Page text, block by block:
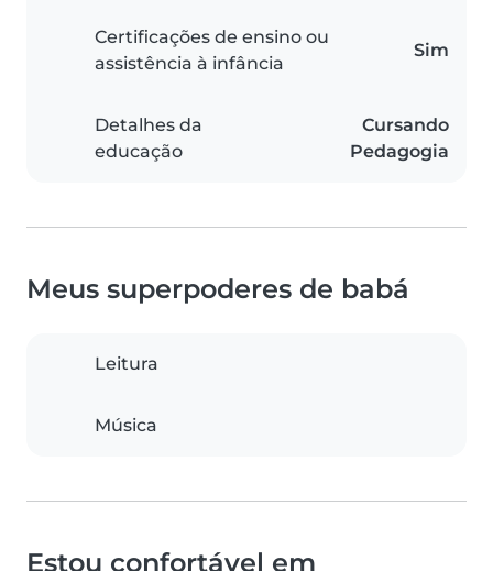
Certificações de ensino ou
assistência à infância
Sim
Detalhes da
educação
Cursando
Pedagogia
Meus superpoderes de babá
Leitura
Música
Estou confortável em